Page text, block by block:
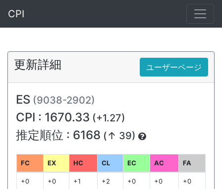
CPI
更新詳細 ユーザーページ
ES (9038-2902)
CPI : 1670.33 (+1.27)
推定順位 : 6168 (↑ 39)
FC EX HC CL EC AC FA
+0 +0 +1 +2 +0 +0 +0